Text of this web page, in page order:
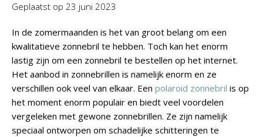
Geplaatst op 23 juni 2023
In de zomermaanden is het van groot belang om een
kwalitatieve zonnebril te hebben. Toch kan het enorm
lastig zijn om een zonnebril te bestellen op het internet.
Het aanbod in zonnebrillen is namelijk enorm en ze
verschillen ook veel van elkaar. Een polaroid zonnebril is op
het moment enorm populair en biedt veel voordelen
vergeleken met gewone zonnebrillen. Ze zijn namelijk
speciaal ontworpen om schadelijke schitteringen te